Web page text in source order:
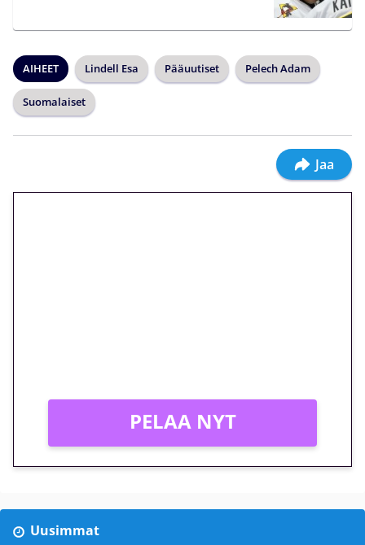
AIHEET Lindell Esa Pääuutiset Pelech Adam
Suomalaiset
Jaa
PELAA NYT
Uusimmat